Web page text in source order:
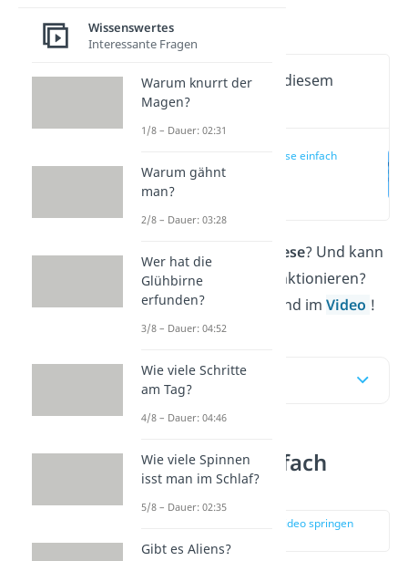
Telekinese
Wichtige Inhalte in diesem
Video
Telekinese einfach
Was genau ist Telekinese? Und kann
Telekinese wirklich funktionieren?
Das erfährst du hier und imVideo !
Inhaltsübersicht
Telekinese einfach
erklärt
zur Stelle im Video springen
Wissenswertes
Interessante Fragen
Warum knurrt der
Magen?
1/8 – Dauer: 02:31
Warum gähnt
man?
2/8 – Dauer: 03:28
Wer hat die
Glühbirne
erfunden?
3/8 – Dauer: 04:52
Wie viele Schritte
am Tag?
4/8 – Dauer: 04:46
Wie viele Spinnen
isst man im Schlaf?
5/8 – Dauer: 02:35
Gibt es Aliens?